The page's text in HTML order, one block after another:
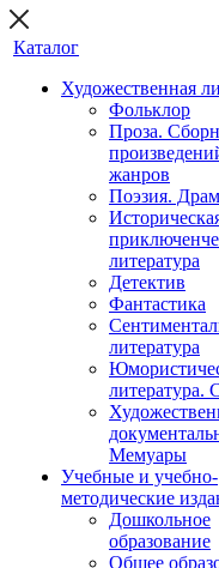
Каталог
Художественная
Фольклор
Проза.
жанров
Поэзия.
литература
Детектив
Фантастика
литература
литература.
Мемуары
Учебные и учебно-
методические
Дошкольное
образование
Общее